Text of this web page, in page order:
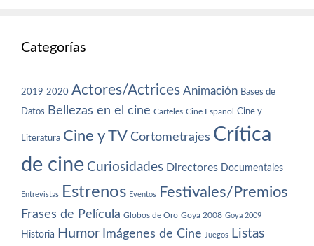
Categorías
2019 2020 Actores/Actrices Animación Bases de
Datos Bellezas en el cine Carteles Cine Español Cine y
Literatura Cine y TV Cortometrajes Crítica
de cine Curiosidades Directores Documentales
Entrevistas Estrenos Eventos Festivales/Premios
Frases de Película Globos de Oro Goya 2008 Goya 2009
Historia Humor Imágenes de Cine Juegos Listas